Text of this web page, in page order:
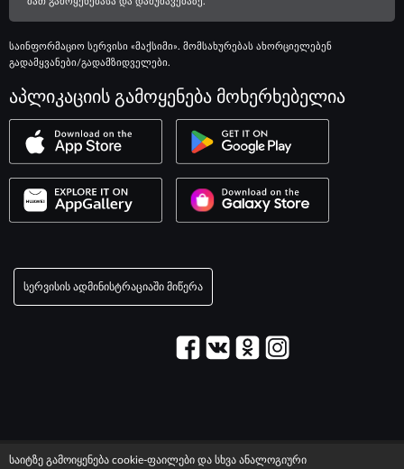
საინფორმაციო სერვისი «მაქსიმი». მომსახურებას ახორციელებენ
გადამყვანები/გადამზიდველები.
აპლიკაციის გამოყენება მოხერხებელია
სერვისის ადმინისტრაციაში მიწერა
© 2003–2026 სერვისი «მაქსიმი».
საიტზე გამოიყენება cookie-ფაილები და სხვა ანალოგიური